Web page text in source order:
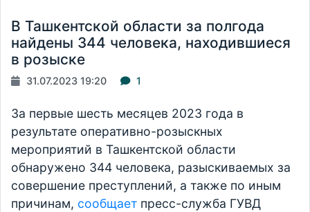
В Ташкентской области за полгода
найдены 344 человека, находившиеся
в розыске
31.07.2023 19:20 1
За первые шесть месяцев 2023 года в
результате оперативно-розыскных
мероприятий в Ташкентской области
обнаружено 344 человека, разыскиваемых за
совершение преступлений, а также по иным
причинам, сообщает пресс-служба ГУВД